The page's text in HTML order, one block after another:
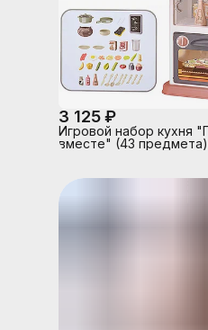
3 125 ₽
Игровой набор кухня
вместе" (43 предмета)